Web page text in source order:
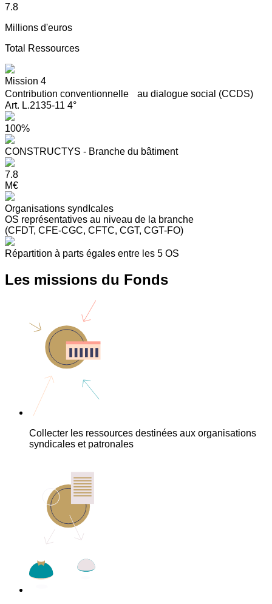
7.8
Millions d'euros
Total Ressources
Mission 4
Contribution conventionnelle au dialogue social (CCDS)
Art. L.2135-11 4°
100%
CONSTRUCTYS - Branche du bâtiment
7.8
M€
Organisations syndIcales
OS représentatives au niveau de la branche
(CFDT, CFE-CGC, CFTC, CGT, CGT-FO)
Répartition à parts égales entre les 5 OS
Les missions du Fonds
Collecter les ressources destinées aux organisations
syndicales et patronales